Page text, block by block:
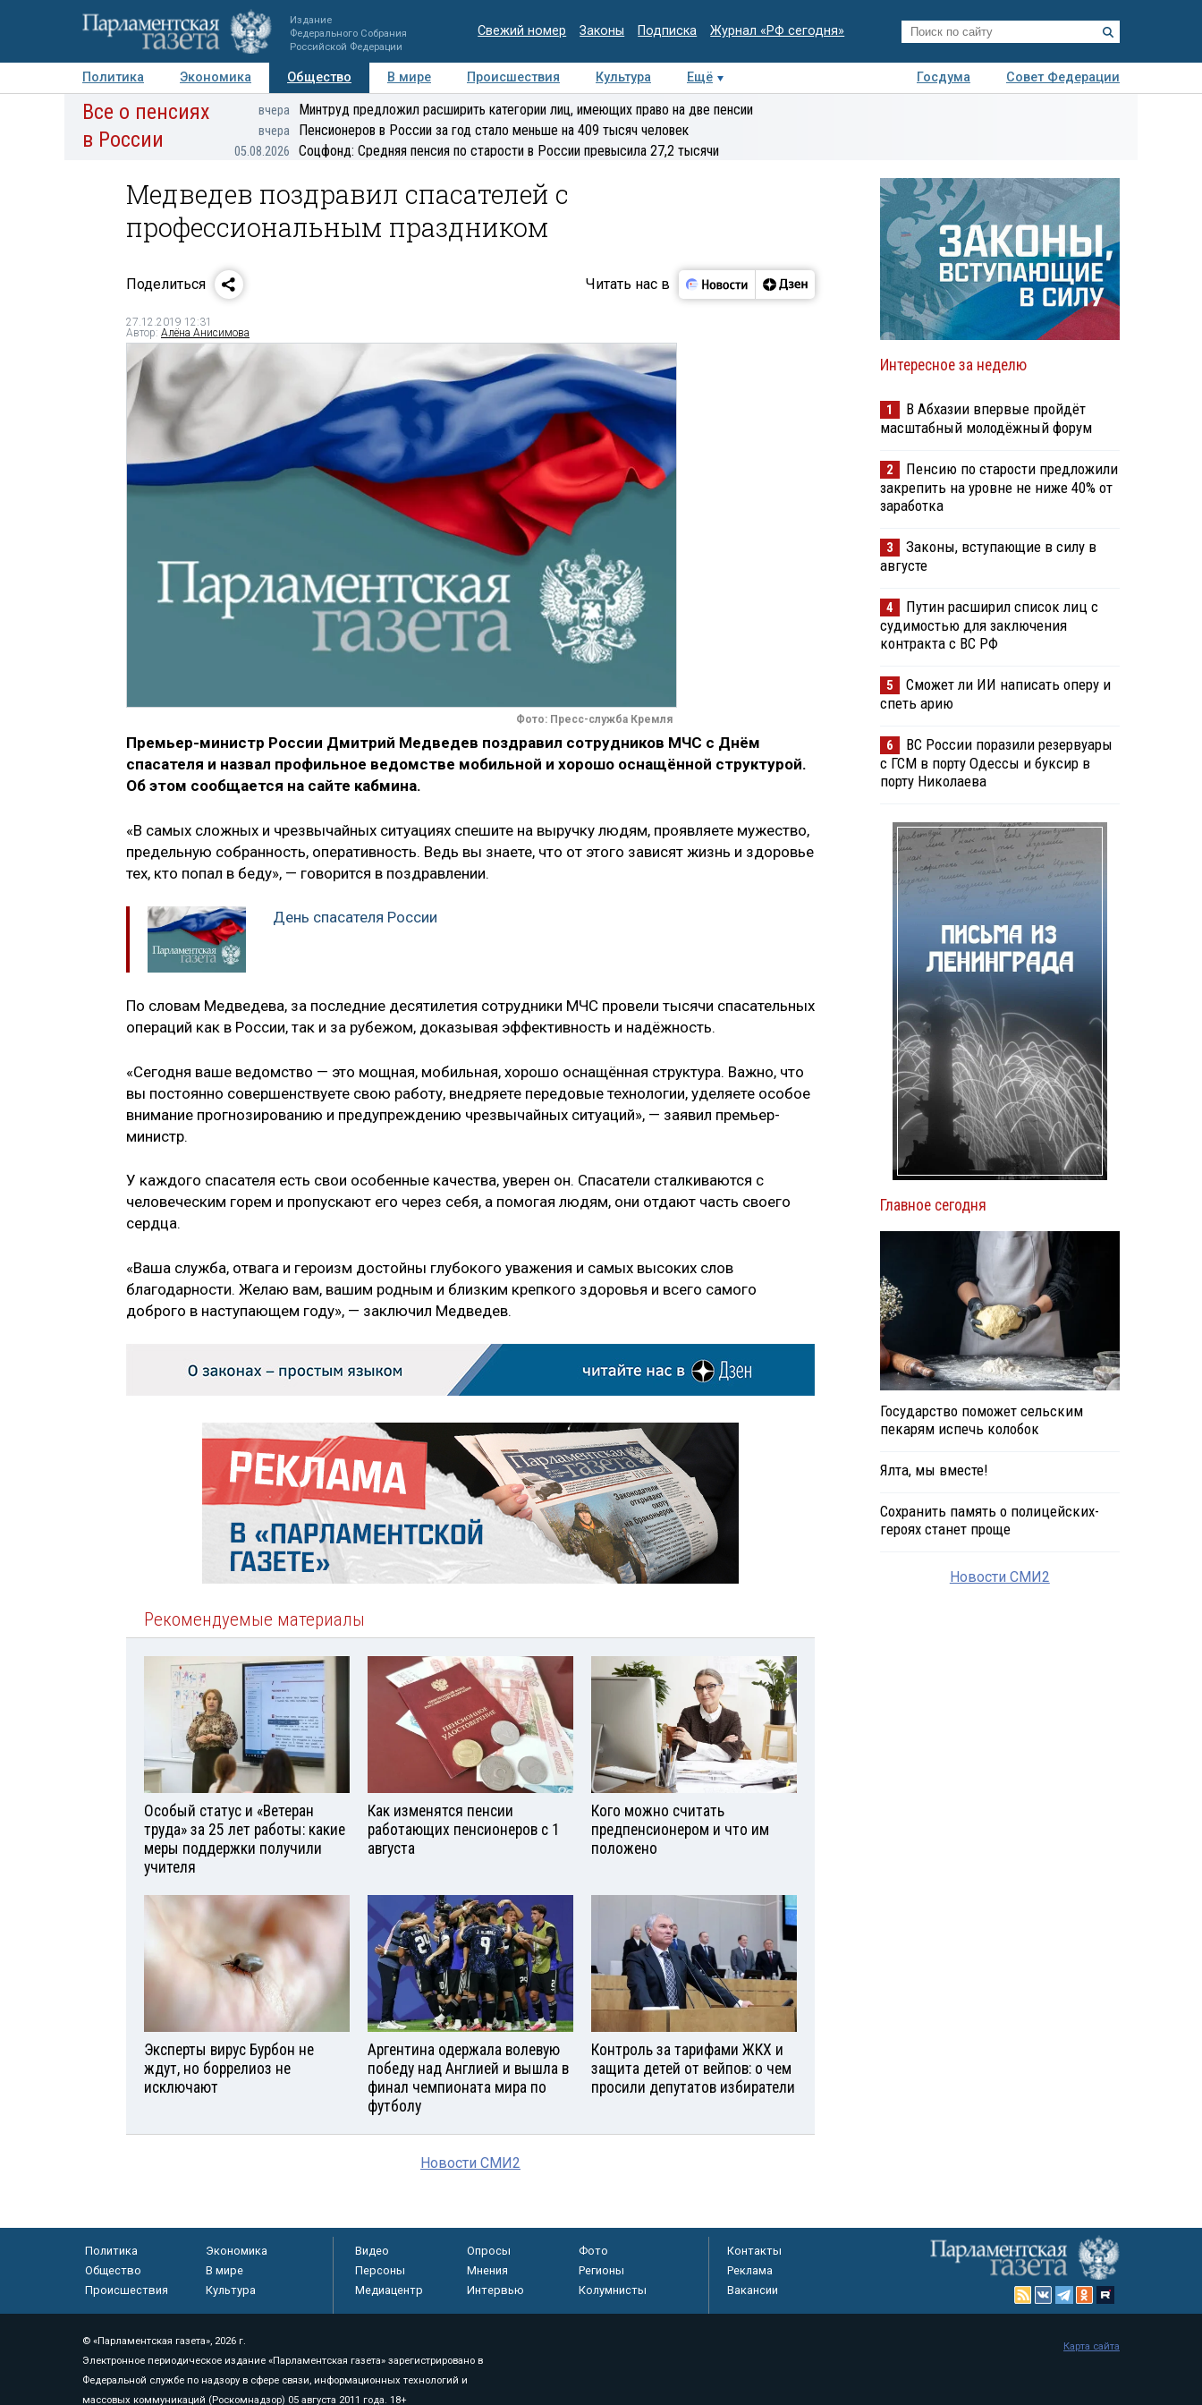
Издание
Федерального Собрания
Российской Федерации
Свежий номер Законы Подписка Журнал «РФ сегодня»
Политика Экономика Общество В мире Происшествия Культура Ещё Госдума
Совет Федерации
Авторы Персоны Мнения Регионы Медиацентр Интервью Колумнисты
Деловая
Все о пенсиях
в России
вчера Минтруд предложил расширить категории лиц, имеющих право на две пенсии
вчера Пенсионеров в России за год стало меньше на 409 тысяч человек
05.08.2026 Соцфонд: Средняя пенсия по старости в России превысила 27,2 тысячи
Медведев поздравил спасателей с
профессиональным праздником
Поделиться Читать нас в
27.12.2019 12:31
Автор: Алёна Анисимова
Фото: Пресс-служба Кремля
Премьер-министр России Дмитрий Медведев поздравил сотрудников МЧС с Днём
спасателя и назвал профильное ведомстве мобильной и хорошо оснащённой структурой.
Об этом сообщается на сайте кабмина.
«В самых сложных и чрезвычайных ситуациях спешите на выручку людям, проявляете мужество,
предельную собранность, оперативность. Ведь вы знаете, что от этого зависят жизнь и здоровье
тех, кто попал в беду», — говорится в поздравлении.
День спасателя России
По словам Медведева, за последние десятилетия сотрудники МЧС провели тысячи спасательных
операций как в России, так и за рубежом, доказывая эффективность и надёжность.
«Сегодня ваше ведомство — это мощная, мобильная, хорошо оснащённая структура. Важно, что
вы постоянно совершенствуете свою работу, внедряете передовые технологии, уделяете особое
внимание прогнозированию и предупреждению чрезвычайных ситуаций», — заявил премьер-
министр.
У каждого спасателя есть свои особенные качества, уверен он. Спасатели сталкиваются с
человеческим горем и пропускают его через себя, а помогая людям, они отдают часть своего
сердца.
«Ваша служба, отвага и героизм достойны глубокого уважения и самых высоких слов
благодарности. Желаю вам, вашим родным и близким крепкого здоровья и всего самого
доброго в наступающем году», — заключил Медведев.
Рекомендуемые материалы
Особый статус и «Ветеран
труда» за 25 лет работы: какие
меры поддержки получили
учителя
Как изменятся пенсии
работающих пенсионеров с 1
августа
Кого можно считать
предпенсионером и что им
положено
Эксперты вирус Бурбон не
ждут, но боррелиоз не
исключают
Аргентина одержала волевую
победу над Англией и вышла в
финал чемпионата мира по
футболу
Контроль за тарифами ЖКХ и
защита детей от вейпов: о чем
просили депутатов избиратели
Новости СМИ2
Интересное за неделю
1
В Абхазии впервые пройдёт
масштабный молодёжный форум
2
Пенсию по старости предложили
закрепить на уровне не ниже 40% от
заработка
3
Законы, вступающие в силу в
августе
4
Путин расширил список лиц с
судимостью для заключения
контракта с ВС РФ
5
Сможет ли ИИ написать оперу и
спеть арию
6
ВС России поразили резервуары
с ГСМ в порту Одессы и буксир в
порту Николаева
Главное сегодня
Государство поможет сельским
пекарям испечь колобок
Ялта, мы вместе!
Сохранить память о полицейских-
героях станет проще
Новости СМИ2
Политика
Экономика
Общество
В мире
Происшествия
Культура
Видео Опросы
Фото
Персоны
Мнения
Регионы
Медиацентр
Интервью Колумнисты
Контакты
Реклама
Вакансии
© «Парламентская газета», 2026 г.
Электронное периодическое издание «Парламентская газета» зарегистрировано в
Федеральной службе по надзору в сфере связи, информационных технологий и
массовых коммуникаций (Роскомнадзор) 05 августа 2011 года. 18+
Карта сайта